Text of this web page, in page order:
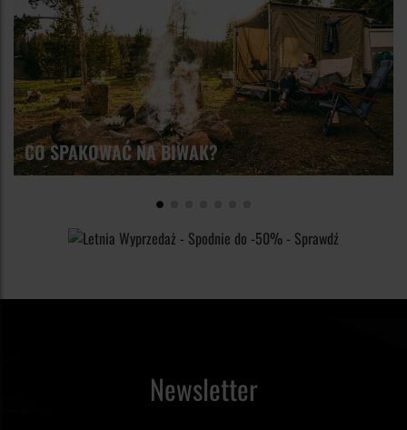
lub rozpalić ognisko, nawet w najmniej sprzyjających
warunkach.
domu, ale też powstały całe gałęzie gospodarki
wykorzystujące ogień.
akcesoriów umożliwiających wykrzesanie ognia nawet w
najbardziej nieprzyjaznych warunkach. Wśród nich
zdecydowanie najpopularniejsze są zapałki, zapalniczka oraz
krzesiwo, które dzięki kompaktowym wymiarom możemy
zabrać ze sobą wszędzie.
CO SPAKOWAĆ NA BIWAK?
Newsletter